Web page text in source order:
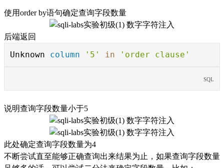
使用order by语句确定查询字段数量
后端返回
Unknown column '5' in 'order clause'
SQL
说明查询字段数量小于5
此处确定查询字段数量为4
不断尝试直至能够正确查询出来结果为止，如果查询字段数量